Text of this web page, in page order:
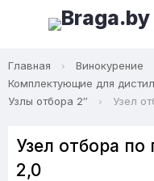
Главная
Винокурение
Комплектующие для
Узлы отбора 2″
Узел
Узел отбора
2,0